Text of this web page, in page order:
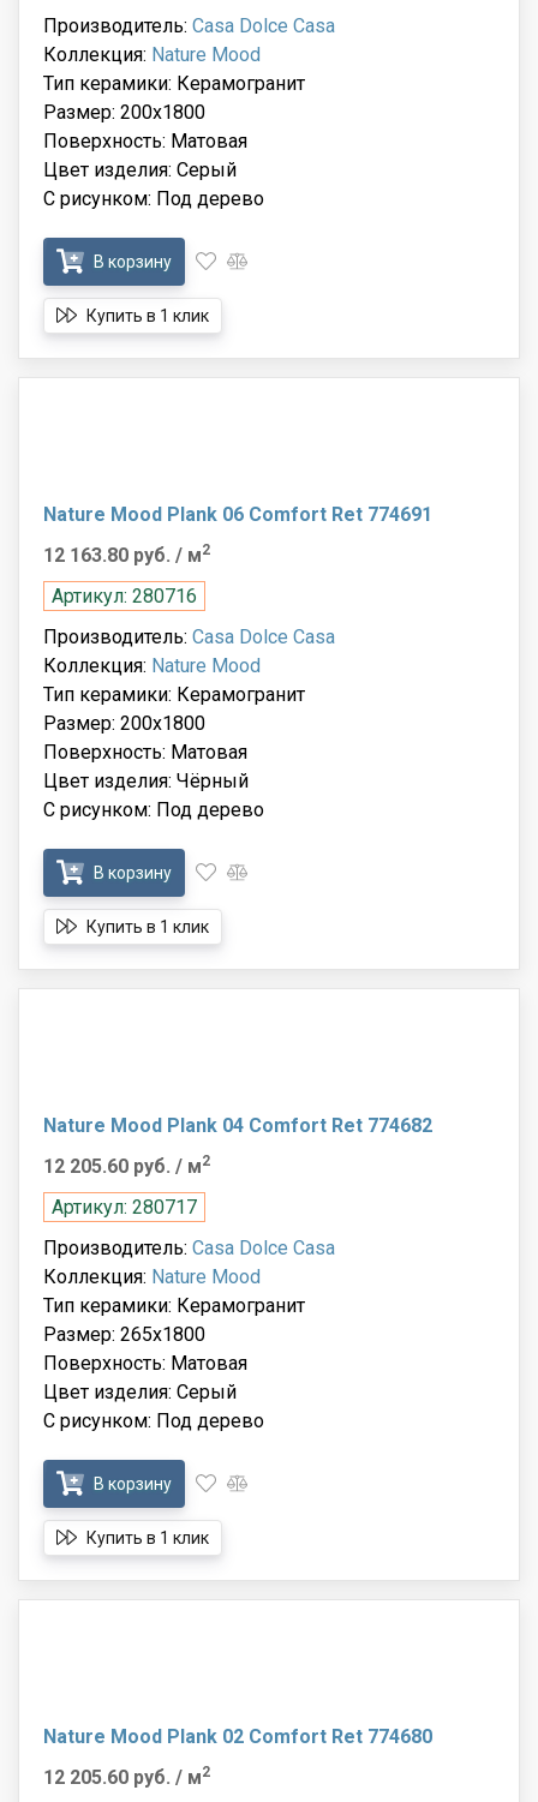
Производитель: Casa Dolce Casa
Коллекция: Nature Mood
Тип керамики: Керамогранит
Размер: 200x1800
Поверхность: Матовая
Цвет изделия: Серый
С рисунком: Под дерево
В корзину
Купить в 1 клик
Nature Mood Plank 06 Comfort Ret 774691
12 163.80 руб. / м2
Артикул: 280716
Производитель: Casa Dolce Casa
Коллекция: Nature Mood
Тип керамики: Керамогранит
Размер: 200x1800
Поверхность: Матовая
Цвет изделия: Чёрный
С рисунком: Под дерево
В корзину
Купить в 1 клик
Nature Mood Plank 04 Comfort Ret 774682
12 205.60 руб. / м2
Артикул: 280717
Производитель: Casa Dolce Casa
Коллекция: Nature Mood
Тип керамики: Керамогранит
Размер: 265x1800
Поверхность: Матовая
Цвет изделия: Серый
С рисунком: Под дерево
В корзину
Купить в 1 клик
Nature Mood Plank 02 Comfort Ret 774680
12 205.60 руб. / м2